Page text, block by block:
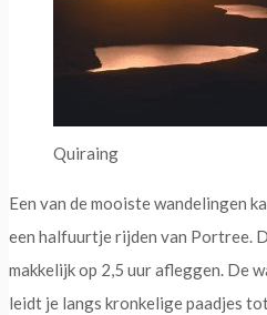
Quiraing
Een van de mooiste wandelingen
een halfuurtje rijden van Portree.
makkelijk op 2,5 uur afleggen. De
leidt je langs kronkelige paadjes